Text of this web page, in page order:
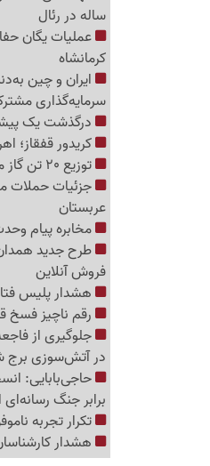
ساله در رئال
عملیات یگان
کرمانشاه
ایران و چین
سرمایه‌گذاری
درگذشت یک
کریدور قفقاز؛
توزیع 20 تن گاز مایع یارانه‌ای در مرز چذابه
جزئیات حملات
عربستان
مخابره پیام وحدت و
طرح جدید همدان
فروش آنلاین
هشدار پلیس
رقم ناچیز فسخ
جلوگیری از
در آتش‌سوزی برج
حاجی‌بابایی:
برابر جنگ
تکرار تجربه
هشدار